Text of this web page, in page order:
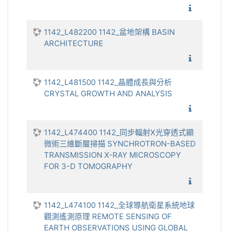
1142_L482200 1142_盆地架構 BASIN
ARCHITECTURE
1142_L481500 1142_晶體成長與分析
CRYSTAL GROWTH AND ANALYSIS
1142_L474400 1142_同步輻射X光穿透式顯
微術三維斷層掃描 SYNCHROTRON-BASED
TRANSMISSION X-RAY MICROSCOPY
FOR 3-D TOMOGRAPHY
1142_L474100 1142_全球導航衛星系統地球
觀測遙測原理 REMOTE SENSING OF
EARTH OBSERVATIONS USING GLOBAL